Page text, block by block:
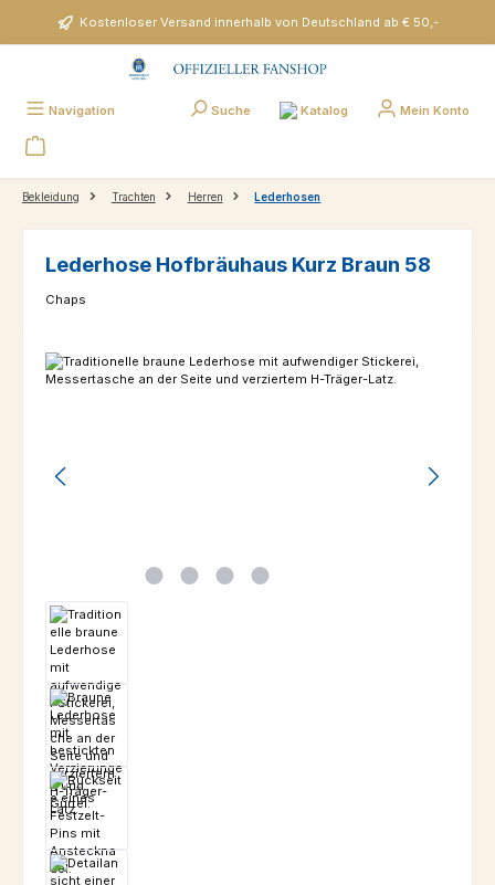
Zum Hauptinhalt springenKostenloser Versand innerhalb von Deutschland ab € 50,-
Navigation Suche Katalog Mein Konto
Bekleidung Trachten Herren Lederhosen
Lederhose Hofbräuhaus Kurz Braun 58
Chaps
Bildergalerie überspringen